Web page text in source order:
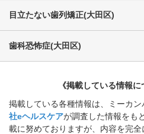
目立たない歯列矯正(大田区)
歯科恐怖症(大田区)
《掲載している情報に
掲載している各種情報は、ミーカ
社eヘルスケアが調査した情報をも
載に努めておりますが、内容を完